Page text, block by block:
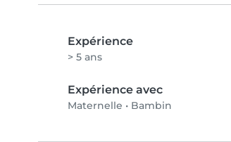
Expérience
> 5 ans
Expérience avec
Maternelle • Bambin